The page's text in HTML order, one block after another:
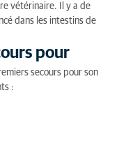
vétérinaire. Il y a de
dans les intestins de
pour
secours pour son
: